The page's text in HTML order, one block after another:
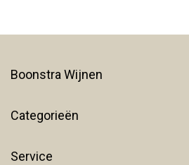
Boonstra Wijnen
Categorieën
Service